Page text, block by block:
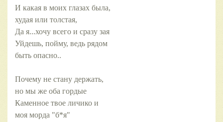
И какая в моих глазах была,
худая или толстая,
Да я...хочу всего и сразу зая
Уйдешь, пойму, ведь рядом
быть опасно..
Почему не стану держать,
но мы же оба гордые
Каменное твое личико и
моя морда "б*я"